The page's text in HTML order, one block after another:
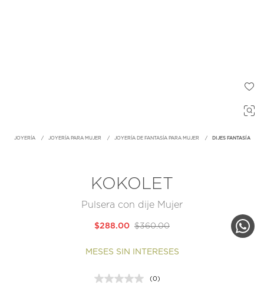
JOYERÍA JOYERÍA PARA MUJER JOYERÍA DE FANTASÍA PARA MUJER DIJES FANTASÍA
KOKOLET
Pulsera con dije Mujer
$360.00
$288.00
MESES SIN INTERESES
Sin
(0)